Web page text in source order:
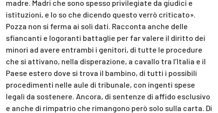
madre. Madri che sono spesso privilegiate da giudici e
istituzioni, e lo so che dicendo questo verrò criticato».
Pozza non si ferma ai soli dati. Racconta anche delle
sfiancanti e logoranti battaglie per far valere il diritto dei
minori ad avere entrambi i genitori, di tutte le procedure
che si attivano, nella disperazione, a cavallo tra l’Italia e il
Paese estero dove si trova il bambino, di tutti i possibili
procedimenti nelle aule di tribunale, con ingenti spese
legali da sostenere. Ancora, di sentenze di affido esclusivo
e anche di rimpatrio che rimangono però solo sulla carta. Di